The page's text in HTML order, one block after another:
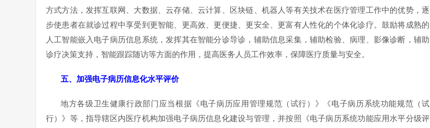
方式方法，发挥互联网、大数据、云存储、云计算、区块链、机器人等有关技术在医疗管理工作中的优势，逐
步使患者在就诊过程中享受到更智能、更高效、更便捷、更安全、更富有人性化的个体化诊疗。鼓励将成熟的
人工智能嵌入电子病历信息系统，发挥其在智能分诊导诊，辅助信息采集，辅助检验、病理、影像诊断，辅助
诊疗决策支持，智能跟踪随访等方面的作用，提高医务人员工作效率，保障医疗质量与安全。
五、加强电子病历信息化水平评价
地方各级卫生健康行政部门应当根据《电子病历应用管理规范（试行）》《电子病历系统功能规范（试
行）》等，指导辖区内医疗机构加强电子病历信息化建设与管理，并按照《电子病历系统功能应用水平分级评